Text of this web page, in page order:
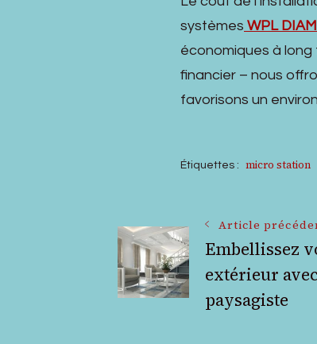
systèmes WPL
économiques à long
financier – nous
favorisons un
Étiquettes : micro station
Navigation
des
Article
Embellissez
extérieur
paysagiste